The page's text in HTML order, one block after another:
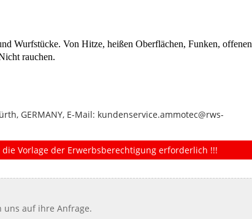
Wurfstücke. Von Hitze, heißen Oberflächen, Funken, offenen
rauchen.
GERMANY, E-Mail: kundenservice.ammotec@rws-
Vorlage der Erwerbsberechtigung erforderlich !!!
uns auf ihre Anfrage.